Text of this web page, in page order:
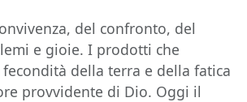
del confronto, del
e gioie. I prodotti che
della terra e della fatica
provvidente di Dio. Oggi il